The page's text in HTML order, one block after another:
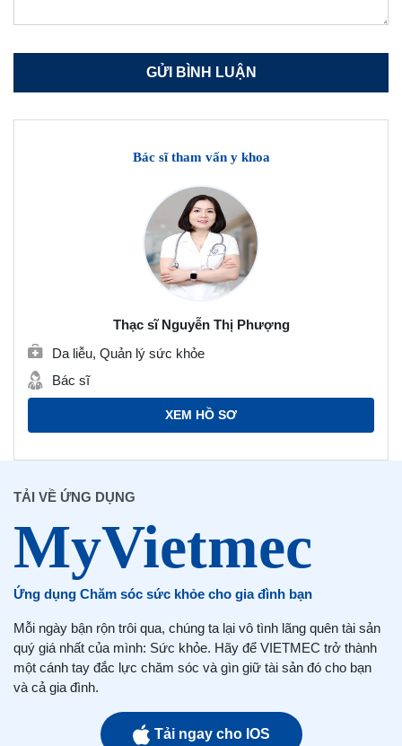
Bác sĩ tham vấn y khoa
Thạc sĩ Nguyễn Thị Phượng
Da liễu, Quản lý sức khỏe
Bác sĩ
XEM HỒ SƠ
TẢI VỀ ỨNG DỤNG
Ứng dụng Chăm sóc sức khỏe cho gia đình bạn
Mỗi ngày bận rộn trôi qua, chúng ta lại vô tình lãng quên tài sản
quý giá nhất của mình: Sức khỏe. Hãy để VIETMEC trở thành
một cánh tay đắc lực chăm sóc và gìn giữ tài sản đó cho bạn
và cả gia đình.
Tải ngay cho IOS